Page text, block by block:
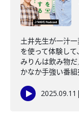
土井先生が一汁
を使って体験し
みりんは飲み物
かなか手強い番
2025.09.11 |